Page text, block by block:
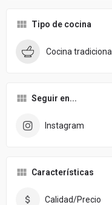
Tipo de cocina
Cocina tradicional
Seguir en...
Instagram
Características
Calidad/Precio